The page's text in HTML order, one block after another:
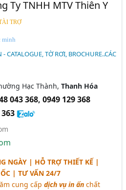
Ty TNHH MTV Thiên Y
TRỢ
minh
- CATALOGUE, TỜ RƠI, BROCHURE..CÁC
Hạc Thành,Thanh Hóa
043 368,0949 129 368
NGÀY | HỖ TRỢ THIẾT KẾ |
| TƯ VẤN 24/7
cung cấpdịch vụ in ấn chất